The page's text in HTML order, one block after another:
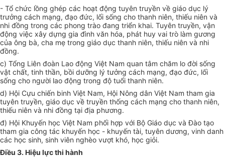
- Tổ chức lồng ghép các hoạt động tuyên truyền về giáo dục lý
trưởng cách mạng, đạo đức, lối sống cho thanh niên, thiếu niên và
nhi đồng trong các phong trào đang triển khai. Tuyên truyền, vận
động việc xây dựng gia đình văn hóa, phát huy vai trò làm gương
của ông bà, cha mẹ trong giáo dục thanh niên, thiếu niên và nhi
đồng.
c) Tổng Liên đoàn Lao động Việt Nam quan tâm chăm lo đời sống
vật chất, tinh thần, bồi dưỡng lý tưởng cách mạng, đạo đức, lối
sống cho người lao động trong độ tuổi thanh niên.
d) Hội Cựu chiến binh Việt Nam, Hội Nông dân Việt Nam tham gia
tuyên truyền, giáo dục về truyền thống cách mạng cho thanh niên,
thiếu niên và nhi đồng tại địa phương.
đ) Hội Khuyến học Việt Nam phối hợp với Bộ Giáo dục và Đào tạo
tham gia công tác khuyến học - khuyến tài, tuyên dương, vinh danh
các học sinh, sinh viên nghèo vượt khó, học giỏi.
Điều 3. Hiệu lực thi hành